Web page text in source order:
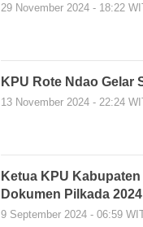
29 November 2024 - 18:22
KPU Rote Ndao Gelar
13 November 2024 - 22:24
Ketua KPU
Dokumen Pilkada
9 September 2024 - 06:59